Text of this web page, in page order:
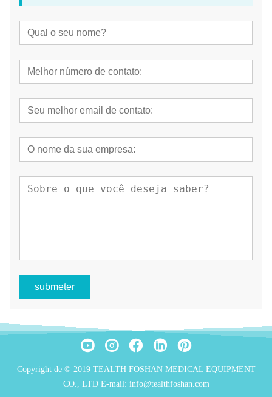
submeter
Copyright de © 2019 TEALTH FOSHAN MEDICAL EQUIPMENT
CO., LTD E-mail: info@tealthfoshan.com